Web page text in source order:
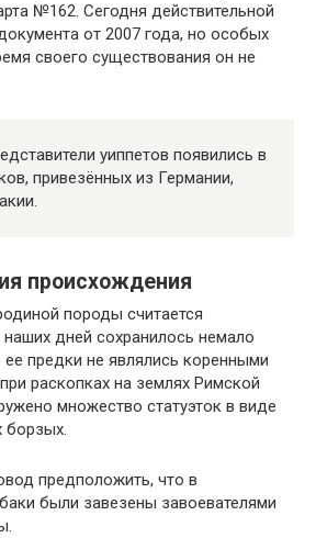
№162. Сегодня действительной
от 2007 года, но особых
своего существования он не
уиппетов появились в
привезённых из Германии,
происхождения
породы считается
дней сохранилось немало
предки не являлись коренными
раскопках на землях Римской
множество статуэток в виде
борзых.
предположить, что в
были завезены завоевателями